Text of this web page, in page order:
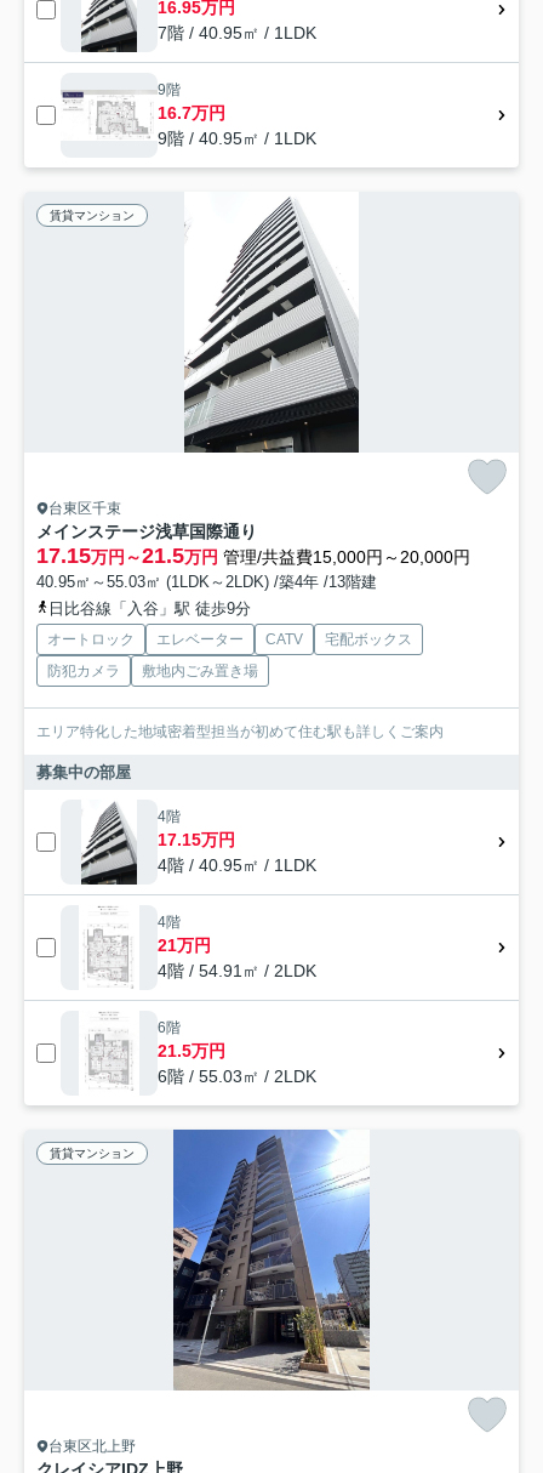
16.95万円
7階 / 40.95㎡ / 1LDK
9階
16.7万円
9階 / 40.95㎡ / 1LDK
賃貸マンション
台東区千束
メインステージ浅草国際通り
17.15万円～21.5万円 管理/共益費15,000円～20,000円
40.95㎡～55.03㎡ (1LDK～2LDK) /築4年 /13階建
日比谷線「入谷」駅 徒歩9分
オートロック エレベーター CATV
宅配ボックス
防犯カメラ
敷地内ごみ置き場
エリア特化した地域密着型担当が初めて住む駅も詳しくご案内
募集中の部屋
4階
17.15万円
4階 / 40.95㎡ / 1LDK
4階
21万円
4階 / 54.91㎡ / 2LDK
6階
21.5万円
6階 / 55.03㎡ / 2LDK
賃貸マンション
台東区北上野